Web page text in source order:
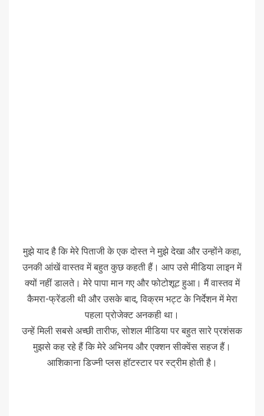
मुझे याद है कि मेरे पिताजी के एक दोस्त ने मुझे देखा और उन्होंने कहा,
उनकी आंखें वास्तव में बहुत कुछ कहती हैं। आप उसे मीडिया लाइन में
क्यों नहीं डालते। मेरे पापा मान गए और फोटोशूट हुआ। मैं वास्तव में
कैमरा-फ्रेंडली थी और उसके बाद, विक्रम भट्ट के निर्देशन में मेरा
पहला प्रोजेक्ट अनकही था।
उन्हें मिली सबसे अच्छी तारीफ, सोशल मीडिया पर बहुत सारे प्रशंसक
मुझसे कह रहे हैं कि मेरे अभिनय और एक्शन सीक्वेंस सहज हैं।
आशिकाना डिज्नी प्लस हॉटस्टार पर स्ट्रीम होती है।